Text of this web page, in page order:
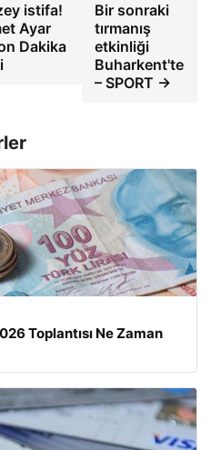
istifa!
Ayar
Dakika
Bir sonraki
tırmanış
etkinliği
Buharkent'te
– SPORT →
Toplantısı Ne Zaman